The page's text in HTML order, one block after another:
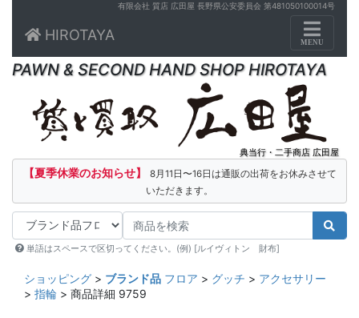
有限会社 質店 広田屋 長野県公安委員会 第481050100014号
HIROTAYA
Toggle
MENU
PAWN & SECOND HAND SHOP HIROTAYA
典当行・二手商店 広田屋
【夏季休業のお知らせ】
8月11日〜16日は通販の出荷をお休みさせて
いただきます。
単語はスペースで区切ってください。(例) [ルイヴィトン 財布]
ショッピング > ブランド品 フロア > グッチ > アクセサリー
> 指輪 > 商品詳細 9759